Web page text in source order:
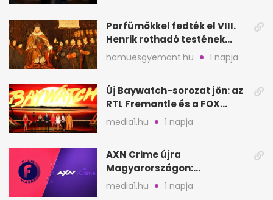
Parfümökkel fedték el VIII.
Henrik rothadó testének
szagát
hamuesgyemant.hu 1 napja
Új Baywatch-sorozat jön: az
RTL Fremantle és a FOX
készíti
media1.hu 1 napja
AXN Crime újra
Magyarországon:
szeptembertől a Viasat Film
media1.hu 1 napja